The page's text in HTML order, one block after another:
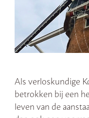
Als verloskundige
betrokken bij een
leven van de